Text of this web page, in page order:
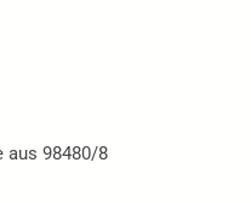
aus 98480/8